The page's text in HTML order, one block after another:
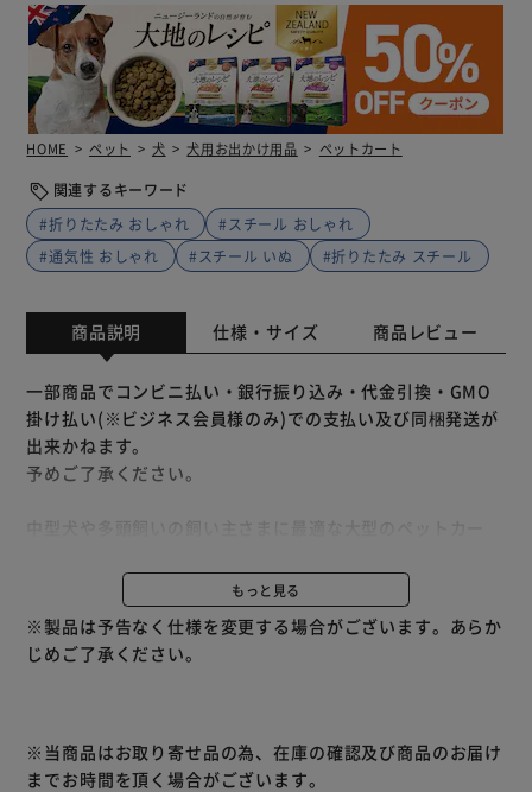
HOME ペット 犬 犬用お出かけ用品 ペットカート
関連するキーワード
#折りたたみ おしゃれ
#スチール おしゃれ
#通気性 おしゃれ
#スチール いぬ #折りたたみ スチール
商品説明 仕様・サイズ 商品レビュー
一部商品でコンビニ払い・銀行振り込み・代金引換・GMO
掛け払い(※ビジネス会員様のみ)での支払い及び同梱発送が
出来かねます。
予めご了承ください。
大きな車輪で押しやすい仕様となっております。
カラーは選べる2色展開。
大きなメッシュの窓が4カ所付いており、通気性も良く中の
様子もしっかり確認できます。
もっと見る
※製品は予告なく仕様を変更する場合がございます。あらか
じめご了承ください。
※当商品はお取り寄せ品の為、在庫の確認及び商品のお届け
までお時間を頂く場合がございます。